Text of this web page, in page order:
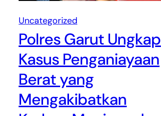
Uncategorized
Polres Garut Ungkap
Kasus Penganiayaan
Berat yang
Mengakibatkan